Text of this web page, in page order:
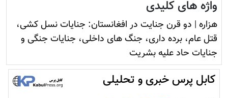
واژه های کلیدی
هزاره | دو قرن جنایت در افغانستان: جنایات نسل کشی،
قتل عام، برده داری، جنگ های داخلی، جنایات جنگی و
جنایات حاد علیه بشریت
کابل پرس خبری و تحلیلی